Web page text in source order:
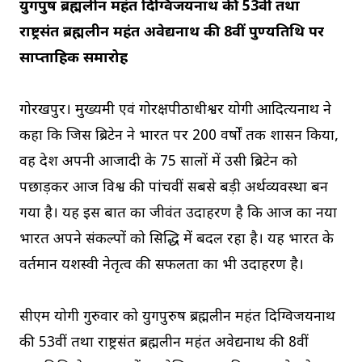
युगपुरुष ब्रह्मलीन महंत दिग्विजयनाथ की 53वीं तथा
राष्ट्रसंत ब्रह्मलीन महंत अवेद्यनाथ की 8वीं पुण्यतिथि पर
साप्ताहिक समारोह
गोरखपुर। मुख्यमंत्री एवं गोरक्षपीठाधीश्वर योगी आदित्यनाथ ने
कहा कि जिस ब्रिटेन ने भारत पर 200 वर्षों तक शासन किया,
वह देश अपनी आजादी के 75 सालों में उसी ब्रिटेन को
पछाड़कर आज विश्व की पांचवीं सबसे बड़ी अर्थव्यवस्था बन
गया है। यह इस बात का जीवंत उदाहरण है कि आज का नया
भारत अपने संकल्पों को सिद्धि में बदल रहा है। यह भारत के
वर्तमान यशस्वी नेतृत्व की सफलता का भी उदाहरण है।
सीएम योगी गुरुवार को युगपुरुष ब्रह्मलीन महंत दिग्विजयनाथ
की 53वीं तथा राष्ट्रसंत ब्रह्मलीन महंत अवेद्यनाथ की 8वीं